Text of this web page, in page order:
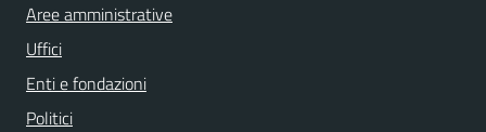
Aree amministrative
Uffici
Enti e fondazioni
Politici